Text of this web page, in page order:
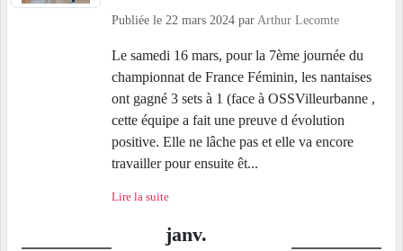
Publiée le 22 mars 2024 par Arthur Lecomte
Le samedi 16 mars, pour la 7ème journée du
championnat de France Féminin, les nantaises
ont gagné 3 sets à 1 (face à OSSVilleurbanne ,
cette équipe a fait une preuve d évolution
positive. Elle ne lâche pas et elle va encore
travailler pour ensuite êt...
Lire la suite
janv.